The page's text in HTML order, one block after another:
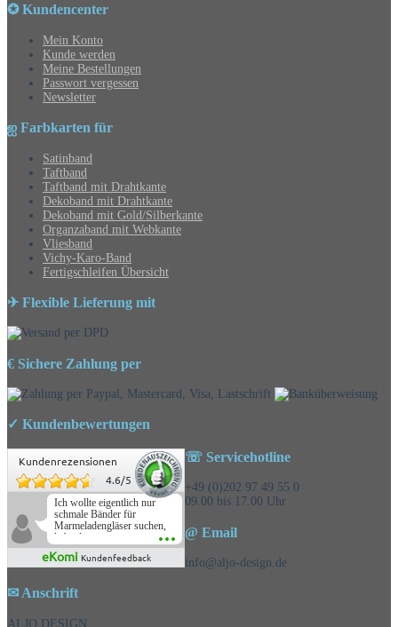
✪ Kundencenter
Mein Konto
Kunde werden
Meine Bestellungen
Passwort vergessen
Newsletter
ஐ Farbkarten für
Satinband
Taftband
Taftband mit Drahtkante
Dekoband mit Drahtkante
Dekoband mit Gold/Silberkante
Organzaband mit Webkante
Vliesband
Vichy-Karo-Band
Fertigschleifen Übersicht
✈ Flexible Lieferung mit
€ Sichere Zahlung per
✓ Kundenbewertungen
Kundenrezensionen
4.6/5
Ich wollte eigentlich nur
schmale Bänder für
Marmeladengläser suchen,
habe die
Überraschungsbänder
mitbestellt und war positiv
überrascht, schöne
eKomi Kundenfeedback
☏ Servicehotline
+49 (0)202 97 49 55 0
09.00 bis 17.00 Uhr
@ Email
info@aljo-design.de
✉ Anschrift
ALJO DESIGN